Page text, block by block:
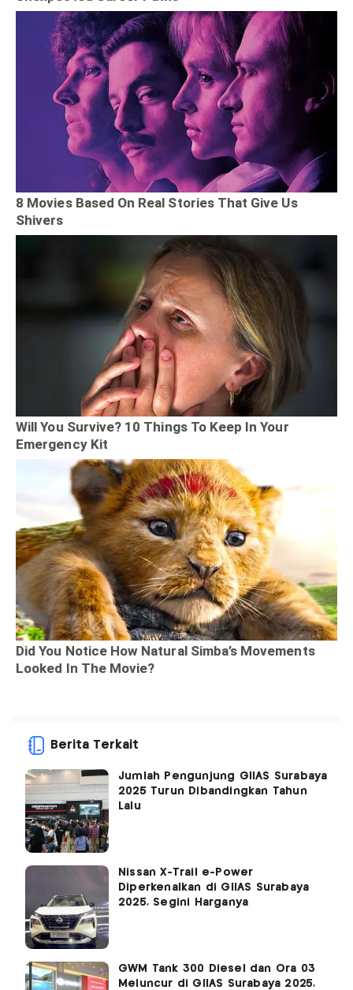
Berita Terkait
Jumlah Pengunjung GIIAS Surabaya
2025 Turun Dibandingkan Tahun
Lalu
Nissan X-Trail e-Power
Diperkenalkan di GIIAS Surabaya
2025, Segini Harganya
GWM Tank 300 Diesel dan Ora 03
Meluncur di GIIAS Surabaya 2025,